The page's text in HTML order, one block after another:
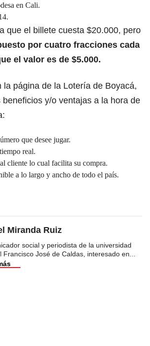
en Cali.
que el billete cuesta $20.000, pero
por cuatro fracciones cada
el valor es de $5.000.
la página de la Lotería de Boyacá,
y/o ventajas a la hora de
que desee jugar.
real.
cliente lo cual facilita su compra.
a lo largo y ancho de todo el país.
Miranda Ruiz
social y periodista de la universidad
Francisco José de Caldas, interesado en